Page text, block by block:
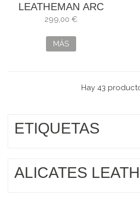
LEATHEMAN ARC
TALOS 83330
299,00 €
MÁS
Hay 43
ETIQUETAS
ALICATES